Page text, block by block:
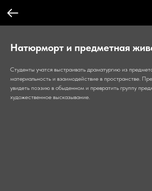
Натюрморт и предметная
Студенты учатся выстраивать драматургию из
материальность и взаимодействие в пространстве.
увидеть поэзию в обыденном и превратить группу
художественное высказывание.